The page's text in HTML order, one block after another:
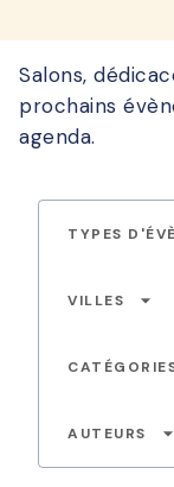
Salons,
prochains
agenda.
TYPES
VILLES arrow_drop_down
AUTEURS arrow_drop_down